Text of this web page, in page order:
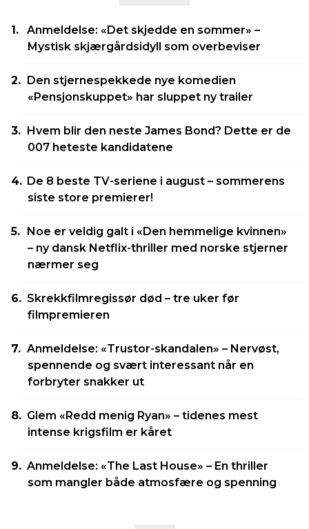
Anmeldelse: «Det skjedde en sommer» –
Mystisk skjærgårdsidyll som overbeviser
Den stjernespekkede nye komedien
«Pensjonskuppet» har sluppet ny trailer
Hvem blir den neste James Bond? Dette er de
007 heteste kandidatene
De 8 beste TV-seriene i august – sommerens
siste store premierer!
Noe er veldig galt i «Den hemmelige kvinnen»
– ny dansk Netflix-thriller med norske stjerner
nærmer seg
Skrekkfilmregissør død – tre uker før
filmpremieren
Anmeldelse: «Trustor-skandalen» – Nervøst,
spennende og svært interessant når en
forbryter snakker ut
Glem «Redd menig Ryan» – tidenes mest
intense krigsfilm er kåret
Anmeldelse: «The Last House» – En thriller
som mangler både atmosfære og spenning